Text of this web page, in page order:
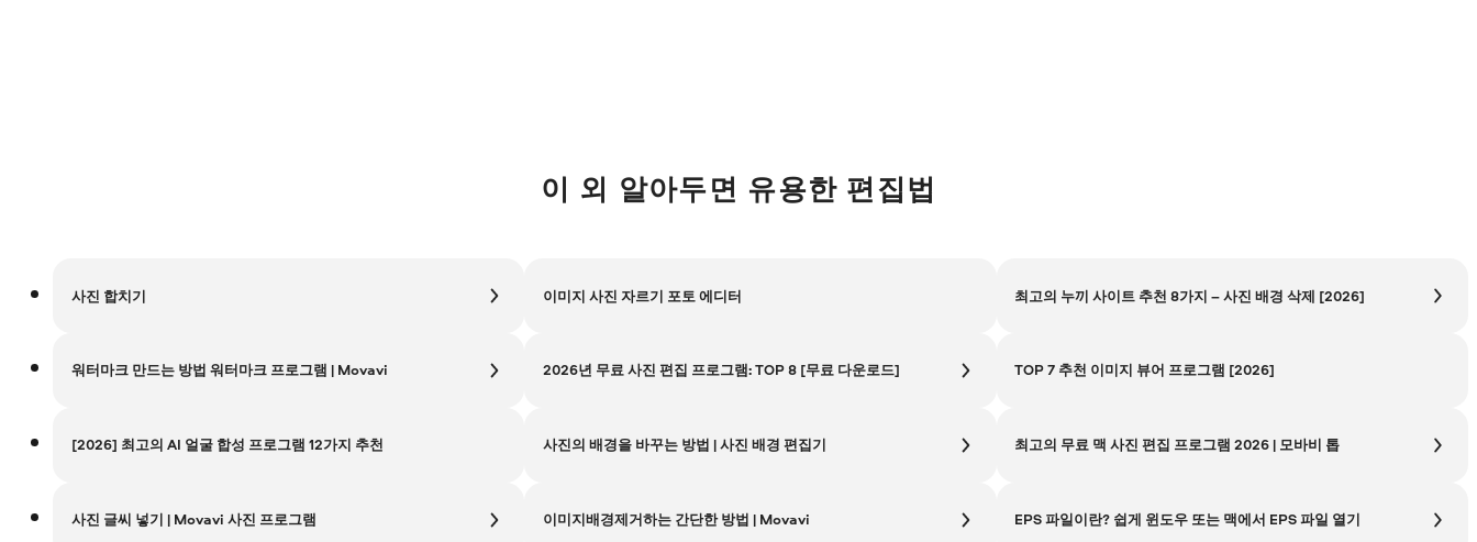
이 외 알아두면 유용한 편집법
사진 합치기 이미지 사진 자르기 포토 에디터 최고의 누끼 사이트 추천 8가지 – 사진 배경 삭제 [2026]
워터마크 만드는 방법 워터마크 프로그램 | Movavi 2026년 무료 사진 편집 프로그램: TOP 8 [무료 다운로드] TOP 7 추천 이미지 뷰어 프로그램 [2026]
[2026] 최고의 AI 얼굴 합성 프로그램 12가지 추천 사진의 배경을 바꾸는 방법 | 사진 배경 편집기 최고의 무료 맥 사진 편집 프로그램 2026 | 모바비 톱
사진 글씨 넣기 | Movavi 사진 프로그램 이미지배경제거하는 간단한 방법 | Movavi EPS 파일이란? 쉽게 윈도우 또는 맥에서 EPS 파일 열기